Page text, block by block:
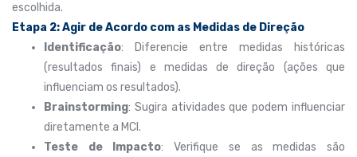
escolhida.
Etapa 2: Agir de Acordo com as Medidas de Direção
Identificação: Diferencie entre medidas históricas
(resultados finais) e medidas de direção (ações que
influenciam os resultados).
Brainstorming: Sugira atividades que podem influenciar
diretamente a MCI.
Teste de Impacto: Verifique se as medidas são